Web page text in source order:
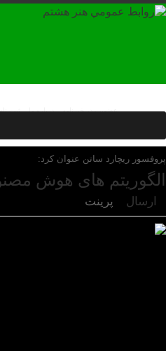
ثبت
درباره ما عضويت در خبرنامه
پروفسور ریچارد ساتن عنوان کرد:
الگوریتم های هوش
ارسال پرینت